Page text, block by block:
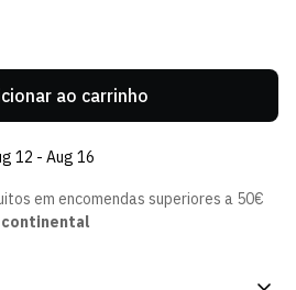
ao carrinho
12 - Aug 16
em encomendas superiores a 50€